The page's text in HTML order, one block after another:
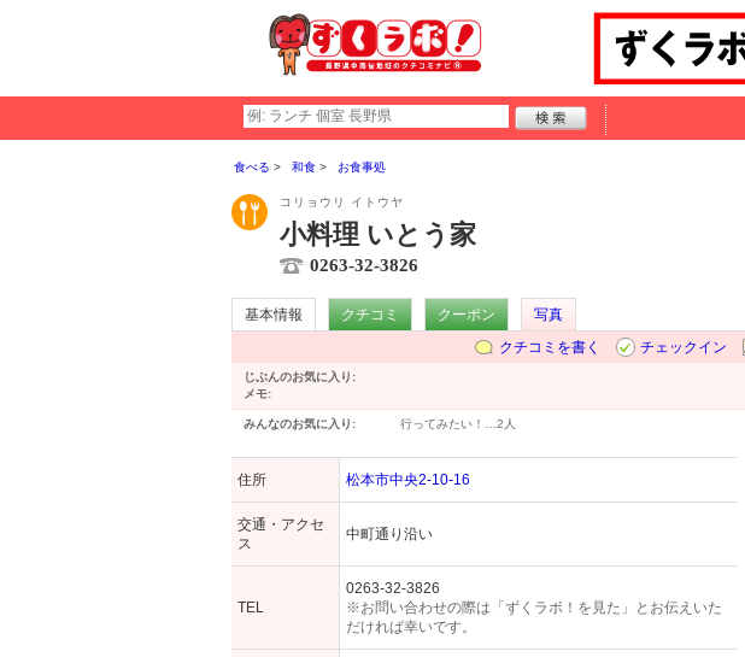
食べる 和食 お食事処
コリョウリ イトウヤ
小料理 いとう家
0263-32-3826
基本情報 クチコミ クーポン
写真
クチコミを書く
チェックイン
じぶんのお気に入り:
メモ:
みんなのお気に入り: 行ってみたい！… 2人
住所 松本市中央2-10-16
交通・アクセ
ス
中町通り沿い
TEL
0263-32-3826
※お問い合わせの際は「ずくラボ！を見た」とお伝えいた
だければ幸いです。